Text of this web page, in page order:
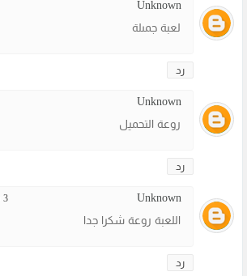
Unknown
لعبة جمىلة
رد
Unknown
روعة التحميل
رد
Unknown 3 فبراير 2022 في 2:51 ص
اللعبة روعة شكرا جدا
رد